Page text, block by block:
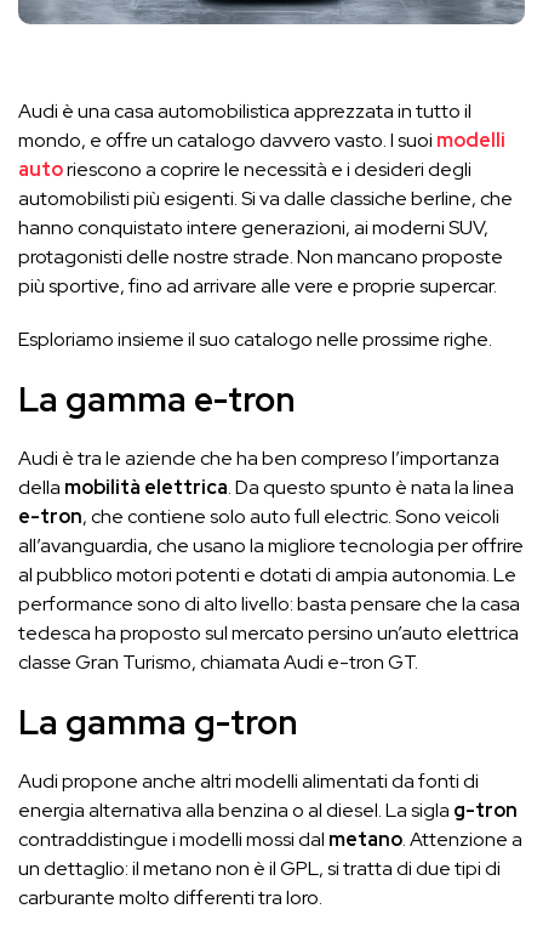
Audi è una casa automobilistica apprezzata in tutto il
mondo, e offre un catalogo davvero vasto. I suoi modelli
autoriescono a coprire le necessità e i desideri degli
automobilisti più esigenti. Si va dalle classiche berline, che
hanno conquistato intere generazioni, ai moderni SUV,
protagonisti delle nostre strade. Non mancano proposte
più sportive, fino ad arrivare alle vere e proprie supercar.
Esploriamo insieme il suo catalogo nelle prossime righe.
La gamma e-tron
Audi è tra le aziende che ha ben compreso l’importanza
della mobilità elettrica. Da questo spunto è nata la linea
e-tron, che contiene solo auto full electric. Sono veicoli
all’avanguardia, che usano la migliore tecnologia per offrire
al pubblico motori potenti e dotati di ampia autonomia. Le
performance sono di alto livello: basta pensare che la casa
tedesca ha proposto sul mercato persino un’auto elettrica
classe Gran Turismo, chiamata Audi e-tron GT.
La gamma g-tron
Audi propone anche altri modelli alimentati da fonti di
energia alternativa alla benzina o al diesel. La sigla g-tron
contraddistingue i modelli mossi dal metano. Attenzione a
un dettaglio: il metano non è il GPL, si tratta di due tipi di
carburante molto differenti tra loro.